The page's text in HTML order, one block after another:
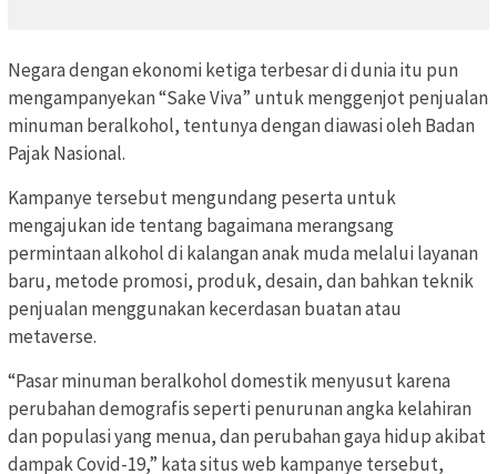
Negara dengan ekonomi ketiga terbesar di dunia itu pun
mengampanyekan “Sake Viva” untuk menggenjot penjualan
minuman beralkohol, tentunya dengan diawasi oleh Badan
Pajak Nasional.
Kampanye tersebut mengundang peserta untuk
mengajukan ide tentang bagaimana merangsang
permintaan alkohol di kalangan anak muda melalui layanan
baru, metode promosi, produk, desain, dan bahkan teknik
penjualan menggunakan kecerdasan buatan atau
metaverse.
“Pasar minuman beralkohol domestik menyusut karena
perubahan demografis seperti penurunan angka kelahiran
dan populasi yang menua, dan perubahan gaya hidup akibat
dampak Covid-19,” kata situs web kampanye tersebut,